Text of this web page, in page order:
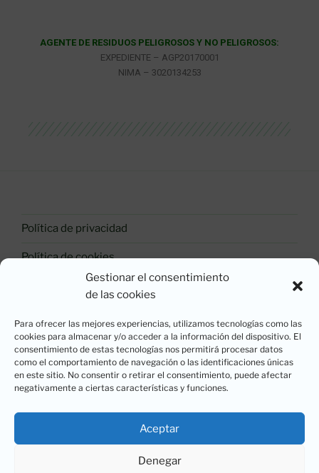
Gestionar el consentimiento
de las cookies
Para ofrecer las mejores experiencias, utilizamos tecnologías como las
cookies para almacenar y/o acceder a la información del dispositivo. El
consentimiento de estas tecnologías nos permitirá procesar datos
como el comportamiento de navegación o las identificaciones únicas
en este sitio. No consentir o retirar el consentimiento, puede afectar
negativamente a ciertas características y funciones.
Aceptar
Denegar
AGENTE DE RESIDUOS PELIGROSOS Y NO PELIGROSOS:
EXPEDIENTE – AGP20170001
NIMA – 3020134253
Política de privacidad
Política de cookies
Copyright OC Soluciones MdL | Diseño y
mantenimiento web porIns■lito